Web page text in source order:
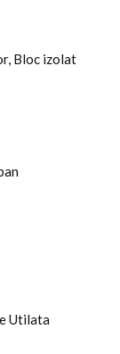
Bloc izolat
Utilata